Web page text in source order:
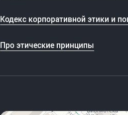
Кодекс корпоративной этики и
Про этические принципы